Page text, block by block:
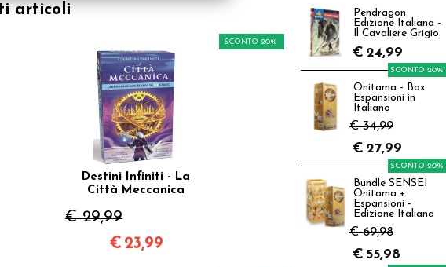
articoli
Destini Infiniti - La
Città Meccanica
€ 29,99
SCONTO 20%
€ 23,99
Pendragon
Edizione Italiana -
Il Cavaliere Grigio
€ 24,99
Onitama - Box
Espansioni in
Italiano
€ 34,99
SCONTO 20%
€ 27,99
Bundle SENSEI
Onitama +
Espansioni -
Edizione Italiana
€ 69,98
SCONTO 20%
€ 55,98